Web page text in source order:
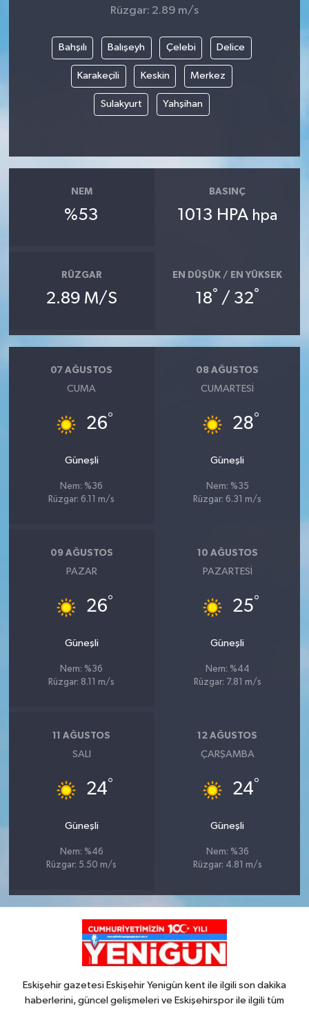
Rüzgar: 2.89 m/s
Bahşılı Balışeyh Çelebi Delice
Karakeçili Keskin Merkez
Sulakyurt Yahşihan
NEM
%53
BASINÇ
1013 HPA hpa
RÜZGAR
2.89 M/S
EN DÜŞÜK / EN YÜKSEK
18° / 32°
07 AĞUSTOS
CUMA
26°
Güneşli
Nem: %36
Rüzgar: 6.11 m/s
08 AĞUSTOS
CUMARTESI
28°
Güneşli
Nem: %35
Rüzgar: 6.31 m/s
09 AĞUSTOS
PAZAR
26°
Güneşli
Nem: %36
Rüzgar: 8.11 m/s
10 AĞUSTOS
PAZARTESI
25°
Güneşli
Nem: %44
Rüzgar: 7.81 m/s
11 AĞUSTOS
SALI
24°
Güneşli
Nem: %46
Rüzgar: 5.50 m/s
12 AĞUSTOS
ÇARŞAMBA
24°
Güneşli
Nem: %36
Rüzgar: 4.81 m/s
Eskişehir gazetesi Eskişehir Yenigün kent ile ilgili son dakika
haberlerini, güncel gelişmeleri ve Eskişehirspor ile ilgili tüm